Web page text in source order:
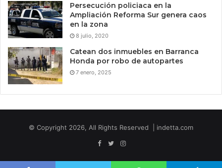
Persecución policiaca en la
Ampliación Reforma Sur genera caos
en la zona
8 julio, 2020
Catean dos inmuebles en Barranca
Honda por robo de autopartes
7 enero, 2025
© Copyright 2026, All Rights Reserved | indetta.com